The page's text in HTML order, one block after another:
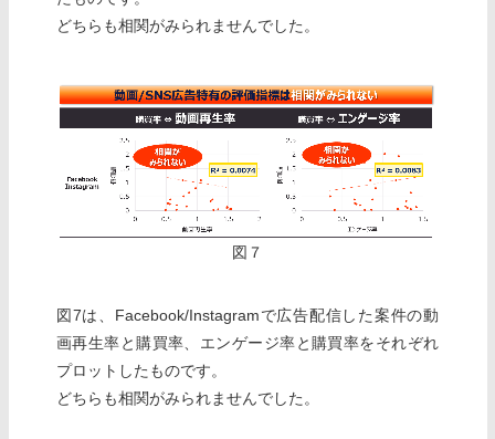
どちらも相関がみられませんでした。
図７
図7は、Facebook/Instagramで広告配信した案件の動
画再生率と購買率、エンゲージ率と購買率をそれぞれ
プロットしたものです。
どちらも相関がみられませんでした。